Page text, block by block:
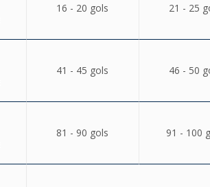
16 - 20 gols 21 - 25
41 - 45 gols 46 - 50
81 - 90 gols 91 - 100